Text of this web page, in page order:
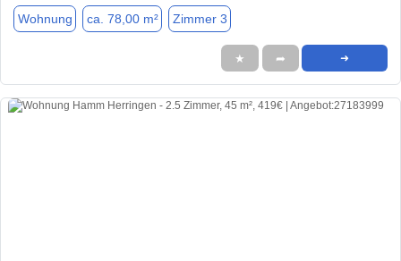
Wohnung ca. 78,00 m² Zimmer 3
★ ➦ ➜